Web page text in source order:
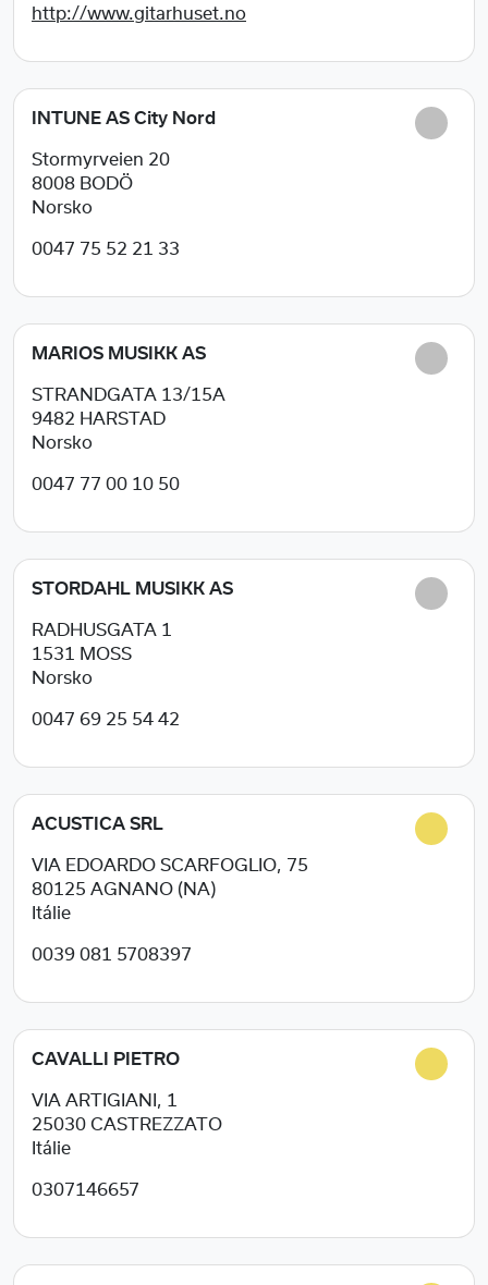
http://www.gitarhuset.no
INTUNE AS City Nord
Stormyrveien 20
8008 BODÖ
Norsko
0047 75 52 21 33
MARIOS MUSIKK AS
STRANDGATA 13/15A
9482 HARSTAD
Norsko
0047 77 00 10 50
STORDAHL MUSIKK AS
RADHUSGATA 1
1531
MOSS
Norsko
0047 69 25 54 42
ACUSTICA SRL
VIA EDOARDO SCARFOGLIO, 75
80125 AGNANO (NA)
Itálie
0039 081 5708397
CAVALLI PIETRO
VIA ARTIGIANI, 1
25030 CASTREZZATO
Itálie
0307146657